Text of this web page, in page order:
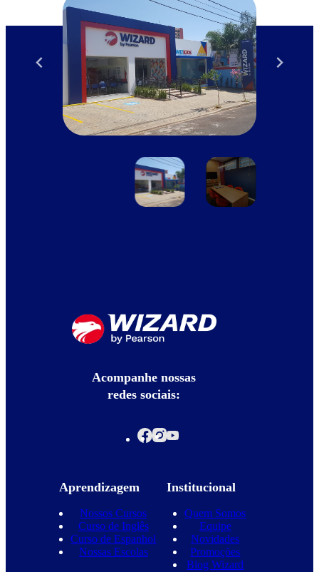
Acompanhe nossas
redes sociais:
Aprendizagem
Nossos Cursos
Curso de Inglês
Curso de Espanhol
Nossas Escolas
Institucional
Quem Somos
Equipe
Novidades
Promoções
Blog Wizard